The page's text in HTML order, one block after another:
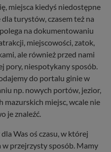
miejsca kiedyś niedostępne
turystów, czasem też na
na dokumentowaniu
miejscowości, zatok,
ale również przed nami
pory, niespotykany sposób.
do portalu ginie w
np. nowych portów, jezior,
miejsc, wcale nie
je znaleźć.
Was oś czasu, w której
przejrzysty sposób. Mamy